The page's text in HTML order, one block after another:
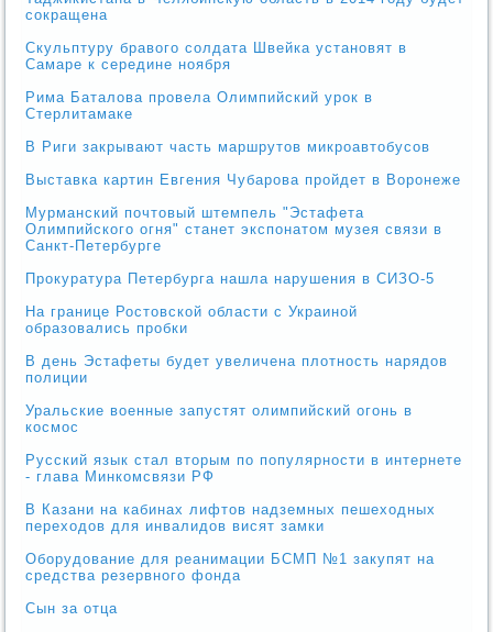
сокращена
Скульптуру бравого солдата Швейка установят в
Самаре к середине ноября
Рима Баталова провела Олимпийский урок в
Стерлитамаке
В Риги закрывают часть маршрутов микроавтобусов
Выставка картин Евгения Чубарова пройдет в Воронеже
Мурманский почтовый штемпель "Эстафета
Олимпийского огня" станет экспонатом музея связи в
Санкт-Петербурге
Прокуратура Петербурга нашла нарушения в СИЗО-5
На границе Ростовской области с Украиной
образовались пробки
В день Эстафеты будет увеличена плотность нарядов
полиции
Уральские военные запустят олимпийский огонь в
космос
Русский язык стал вторым по популярности в интернете
- глава Минкомсвязи РФ
В Казани на кабинах лифтов надземных пешеходных
переходов для инвалидов висят замки
Оборудование для реанимации БСМП №1 закупят на
средства резервного фонда
Сын за отца